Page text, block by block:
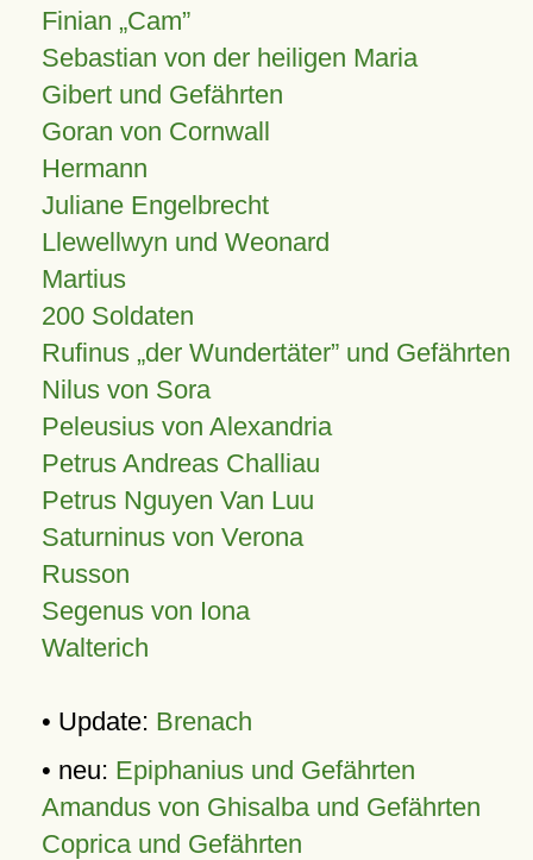
Finian Cam
Sebastian von der heiligen Maria
Gibert und Gefährten
Goran von Cornwall
Hermann
Juliane Engelbrecht
Llewellwyn und Weonard
Martius
200 Soldaten
Rufinus „der Wundertäter” und Gefährten
Nilus von Sora
Peleusius von Alexandria
Petrus Andreas Challiau
Petrus Nguyen Van Luu
Saturninus von Verona
Russon
Segenus von Iona
Walterich
• Update: Brenach
• neu: Epiphanius und Gefährten
Amandus von Ghisalba und Gefährten
Coprica und Gefährten